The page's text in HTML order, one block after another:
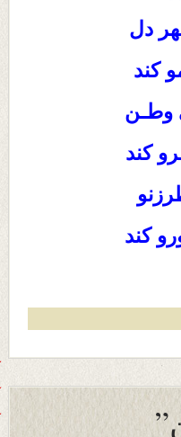
دل
کند
وطـن
کند
کند